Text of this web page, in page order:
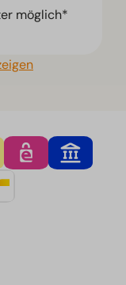
möglich*